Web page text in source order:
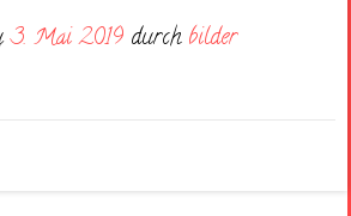
3. Mai 2019 durch bilder